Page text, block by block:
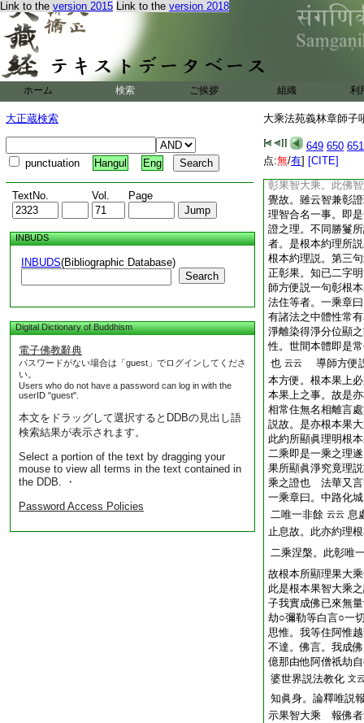
Link to the version 2015 Link to the version 2018
ホーム 検索 ご挨拶 組織 利
大正蔵検索
punctuation Hangul Eng
TextNo. Vol. Page
INBUDS
INBUDS(Bibliographic Database)
Search
Digital Dictionary of Buddhism
電子佛教辭典
パスワードがない場合は「guest」でログインしてくださ
い。
Users who do not have a password can log in with the
userID "guest".
本文をドラッグして選択するとDDBの見出し語
検索結果が表示されます。
Select a portion of the text by dragging your
mouse to view all terms in the text contained in
the DDB. ・
Password Access Policies
大乘法苑義林章師子
649 650 651
点:無/有] [CITE]
識爲菩提涅槃二轉
果爲三種法身。涅
佛共有自體名自性
所依止故亦名法身
圓明常遍色身。又
他受用身。又由成
用。變化今名菩提
此二轉依果無上寂
故名大牟尼亦名法
謂大功徳法 法華經
乘之證。經是方便
彰果智大乘。此佛
覺故。雖云智兼彰
理智合名一事。即
證之理。不同勝鬘
者。是根本約理所
根本約理説。第三
正彰果。知已二字
師方便説一句彰根
法住等者。一乘章
有諸法之中體性常
淨離染得淨分位顯
性。世間本體即是
也 云云
導師方便
本方便。根本果上
本果上之事。故是
相常住無名相離言
説故。是亦根本果
此約所顯眞理明根
二乘即是一乘之理
果所顯眞淨究竟理
乘之證也 法華又言
一乘章曰。中路化
二唯一非餘 云云 息
止息故。此亦約理
二乘涅槃。此彰唯
故根本所顯理果大
此是根本果智大乘
子我實成佛已來無
劫○彌勒等白言○一
思惟。我等住阿惟
不達。佛言。我成
億那由他阿僧祇劫
婆世界説法教化 文
知眞身。論釋唯説
示果智大乘 報佛